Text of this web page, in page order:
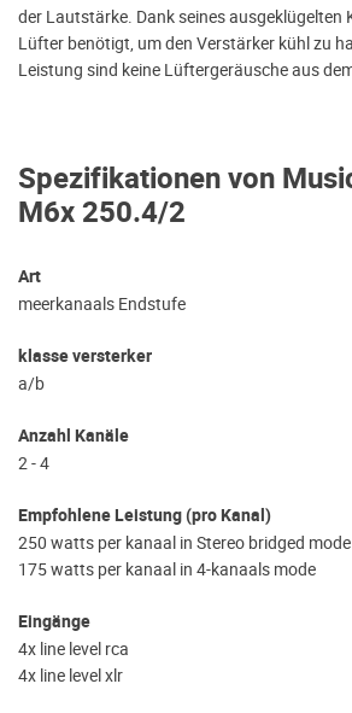
Spezifikationen von
M6x 250.4/2
Art
meerkanaals Endstufe
klasse versterker
a/b
Anzahl Kanäle
2 - 4
Empfohlene Leistung (pro Kanal)
250 watts per kanaal in Stereo bridged mode
175 watts per kanaal in 4-kanaals mode
Eingänge
4x line level rca
4x line level xlr
der Lautstärke. Dank seines ausgeklügelten
Lüfter benötigt, um den Verstärker kühl zu
Leistung sind keine Lüftergeräusche aus